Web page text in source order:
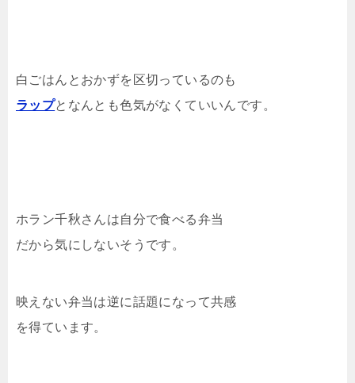
白ごはんとおかずを区切っているのも
ラップとなんとも色気がなくていいんです。
ホラン千秋さんは自分で食べる弁当
だから気にしないそうです。
映えない弁当は逆に話題になって共感
を得ています。